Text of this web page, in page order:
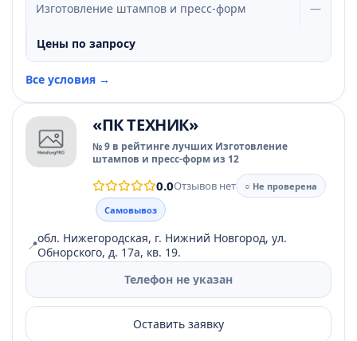
Изготовление штампов и пресс-форм —
Цены по запросу
Все условия →
«ПК ТЕХНИК»
№ 9 в рейтинге лучших Изготовление
штампов и пресс-форм из 12
0.0Отзывов нет
○ Не проверена
Самовывоз
📍обл. Нижегородская, г. Нижний Новгород, ул.
Обнорского, д. 17а, кв. 19.
Телефон не указан
Оставить заявку